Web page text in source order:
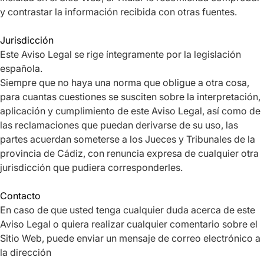
y contrastar la información recibida con otras fuentes.
Jurisdicción
Este Aviso Legal se rige íntegramente por la legislación
española.
Siempre que no haya una norma que obligue a otra cosa,
para cuantas cuestiones se susciten sobre la interpretación,
aplicación y cumplimiento de este Aviso Legal, así como de
las reclamaciones que puedan derivarse de su uso, las
partes acuerdan someterse a los Jueces y Tribunales de la
provincia de Cádiz, con renuncia expresa de cualquier otra
jurisdicción que pudiera corresponderles.
Contacto
En caso de que usted tenga cualquier duda acerca de este
Aviso Legal o quiera realizar cualquier comentario sobre el
Sitio Web, puede enviar un mensaje de correo electrónico a
la dirección